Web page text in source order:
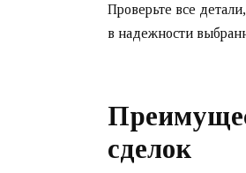
Проверьте все
в надежности
сделок